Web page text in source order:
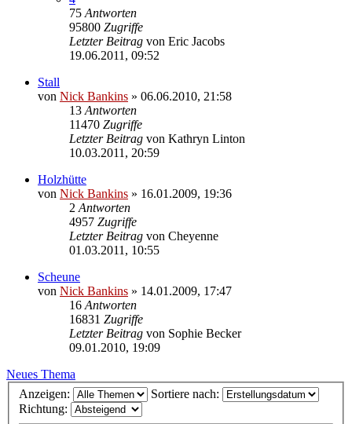
75 Antworten
95800 Zugriffe
Letzter Beitrag von Eric Jacobs
19.06.2011, 09:52
Stall
von Nick Bankins » 06.06.2010, 21:58
13 Antworten
11470 Zugriffe
Letzter Beitrag von Kathryn Linton
10.03.2011, 20:59
Holzhütte
von Nick Bankins » 16.01.2009, 19:36
2 Antworten
4957 Zugriffe
Letzter Beitrag von Cheyenne
01.03.2011, 10:55
Scheune
von Nick Bankins » 14.01.2009, 17:47
16 Antworten
16831 Zugriffe
Letzter Beitrag von Sophie Becker
09.01.2010, 19:09
Neues Thema
Anzeigen:
Sortiere nach:
Richtung: